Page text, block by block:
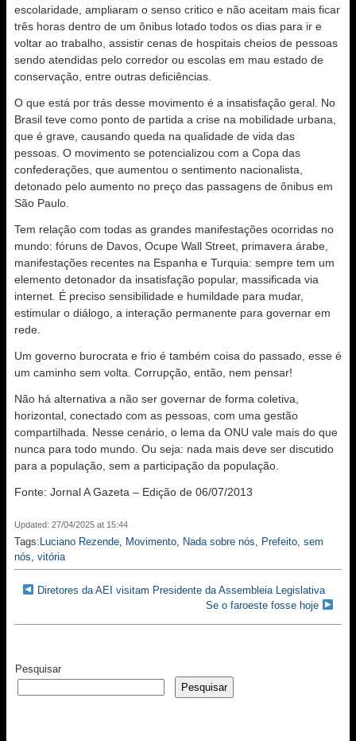
escolaridade, ampliaram o senso critico e não aceitam mais ficar
três horas dentro de um ônibus lotado todos os dias para ir e
voltar ao trabalho, assistir cenas de hospitais cheios de pessoas
sendo atendidas pelo corredor ou escolas em mau estado de
conservação, entre outras deficiências.
O que está por trás desse movimento é a insatisfação geral. No
Brasil teve como ponto de partida a crise na mobilidade urbana,
que é grave, causando queda na qualidade de vida das
pessoas. O movimento se potencializou com a Copa das
confederações, que aumentou o sentimento nacionalista,
detonado pelo aumento no preço das passagens de ônibus em
São Paulo.
Tem relação com todas as grandes manifestações ocorridas no
mundo: fóruns de Davos, Ocupe Wall Street, primavera árabe,
manifestações recentes na Espanha e Turquia: sempre tem um
elemento detonador da insatisfação popular, massificada via
internet. É preciso sensibilidade e humildade para mudar,
estimular o diálogo, a interação permanente para governar em
rede.
Um governo burocrata e frio é também coisa do passado, esse é
um caminho sem volta. Corrupção, então, nem pensar!
Não há alternativa a não ser governar de forma coletiva,
horizontal, conectado com as pessoas, com uma gestão
compartilhada. Nesse cenário, o lema da ONU vale mais do que
nunca para todo mundo. Ou seja: nada mais deve ser discutido
para a população, sem a participação da população.
Fonte: Jornal A Gazeta – Edição de 06/07/2013
Updated: 27/04/2025 at 15:44
Tags: Luciano Rezende, Movimento, Nada sobre nós, Prefeito, sem
nós, vitória
Diretores da AEI visitam Presidente da Assembleia Legislativa
Se o faroeste fosse hoje
Pesquisar
Pesquisar